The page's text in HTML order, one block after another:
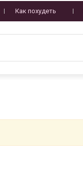
Как похудеть